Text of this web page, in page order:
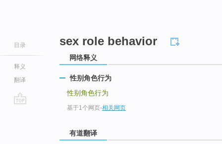
目录
释义
翻译
sex role behavior
网络释义
性别角色行为
性别角色行为
基于1个网页-相关网页
有道翻译